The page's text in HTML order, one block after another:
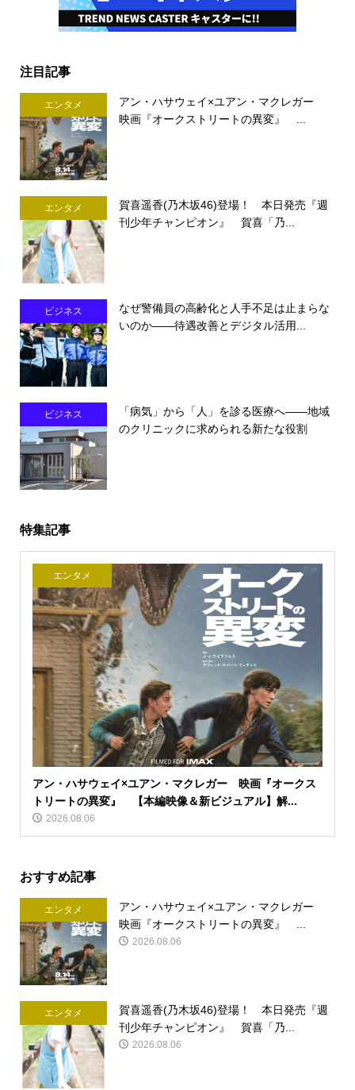
注目記事
エンタメ
アン・ハサウェイ×ユアン・マクレガー
映画『オークストリートの異変』 ...
エンタメ
賀喜遥香(乃木坂46)登場！ 本日発売『週
刊少年チャンピオン』 賀喜「乃...
ビジネス
なぜ警備員の高齢化と人手不足は止まらな
いのか――待遇改善とデジタル活用...
ビジネス
「病気」から「人」を診る医療へ――地域
のクリニックに求められる新たな役割
特集記事
エンタメ
アン・ハサウェイ×ユアン・マクレガー 映画『オークス
トリートの異変』 【本編映像＆新ビジュアル】解...
2026.08.06
おすすめ記事
エンタメ
アン・ハサウェイ×ユアン・マクレガー
映画『オークストリートの異変』 ...
2026.08.06
エンタメ
賀喜遥香(乃木坂46)登場！ 本日発売『週
刊少年チャンピオン』 賀喜「乃...
2026.08.06